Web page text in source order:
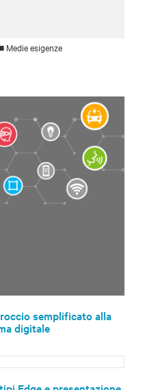
Medie esigenze
semplificato alla
digitale